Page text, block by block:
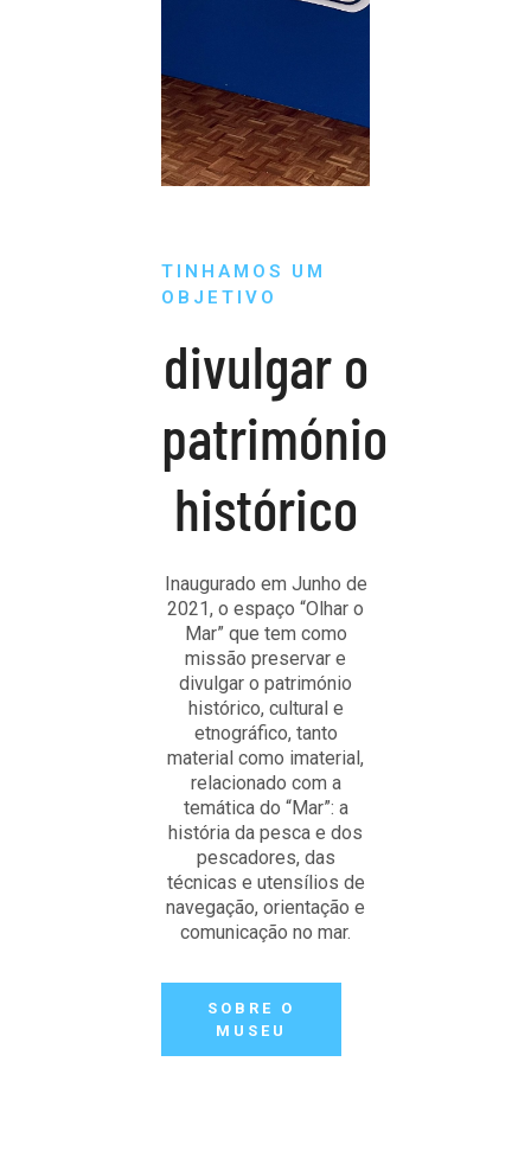
TINHAMOS UM
OBJETIVO
divulgar o
património
histórico
Inaugurado em Junho de
2021, o espaço “Olhar o
Mar” que tem como
missão preservar e
divulgar o património
histórico, cultural e
etnográfico, tanto
material como imaterial,
relacionado com a
temática do “Mar”: a
história da pesca e dos
pescadores, das
técnicas e utensílios de
navegação, orientação e
comunicação no mar.
SOBRE O
MUSEU